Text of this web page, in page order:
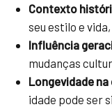
Contexto
seu estilo e
Influência
mudanças
Longevidade
idade pode ser